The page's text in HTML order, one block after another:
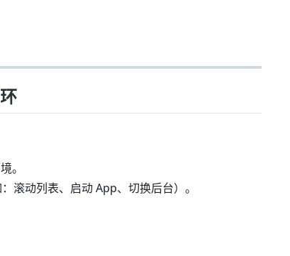
。
滚动列表、启动 App、切换后台）。